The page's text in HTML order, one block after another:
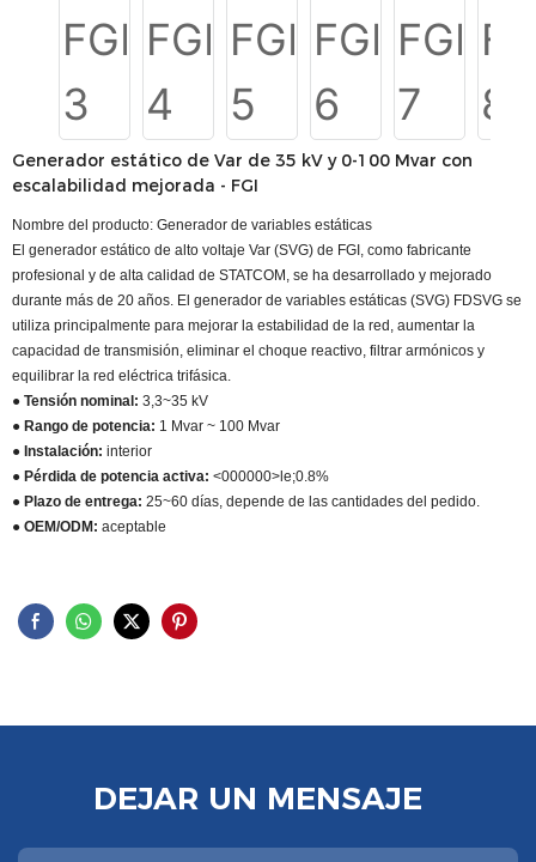
Generador estático de Var de 35 kV y 0-100 Mvar con
escalabilidad mejorada - FGI
Nombre del producto: Generador de variables estáticas
El generador estático de alto voltaje Var (SVG) de FGI, como fabricante
profesional y de alta calidad de STATCOM, se ha desarrollado y mejorado
durante más de 20 años. El generador de variables estáticas (SVG) FDSVG se
utiliza principalmente para mejorar la estabilidad de la red, aumentar la
capacidad de transmisión, eliminar el choque reactivo, filtrar armónicos y
equilibrar la red eléctrica trifásica.
● Tensión nominal: 3,3~35 kV
● Rango de potencia: 1 Mvar ~ 100 Mvar
● Instalación: interior
● Pérdida de potencia activa: <000000>le;0.8%
● Plazo de entrega: 25~60 días, depende de las cantidades del pedido.
● OEM/ODM: aceptable
DEJAR UN MENSAJE